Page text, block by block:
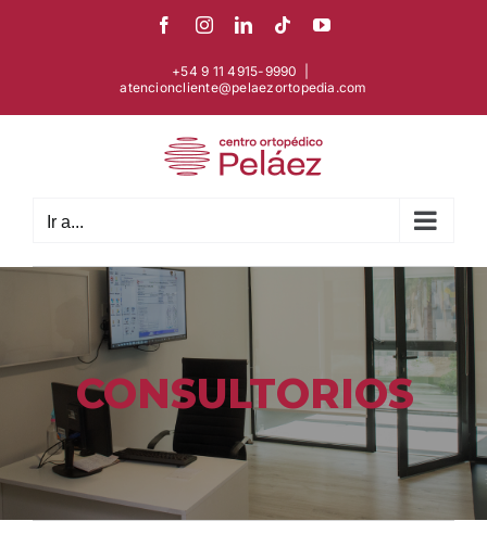
FacebookInstagramLinkedInTiktokYouTube
+54 9 11 4915-9990
atencioncliente@pelaezortopedia.com
Ir a...
CONSULTORIOS